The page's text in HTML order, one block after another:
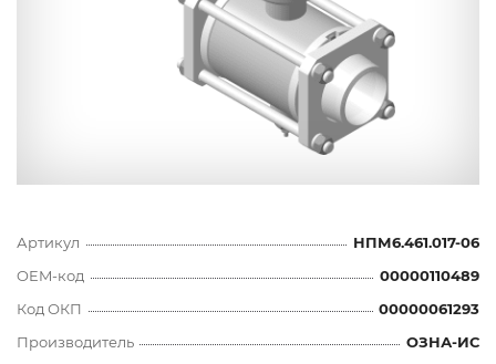
Артикул
НПМ6.461.017-06
OEM-код
00000110489
Код ОКП
00000061293
Производитель
ОЗНА-ИС